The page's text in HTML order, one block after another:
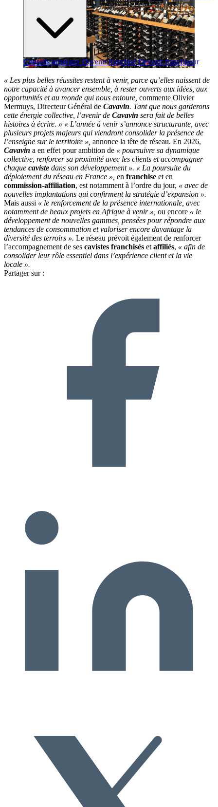
Conseils généraux Devenir franchisé Devenir franchiseur
« Les plus belles réussites restent à venir, parce qu’elles naissent de
notre capacité à avancer ensemble, à rester ouverts aux idées, aux
opportunités et au monde qui nous entoure, commente Olivier
Mermuys, Directeur Général de Cavavin. Tant que nous garderons
cette énergie collective, l’avenir de Cavavin sera fait de belles
histoires à écrire. » « L’année à venir s’annonce structurante, avec
plusieurs projets majeurs qui viendront consolider la présence de
l’enseigne sur le territoire », annonce la tête de réseau. En 2026,
Cavavin a en effet pour ambition de « poursuivre sa dynamique
collective, renforcer sa proximité avec les clients et accompagner
chaque caviste dans son développement ». « La poursuite du
déploiement du réseau en France », en franchise et en
commission-affiliation, est notamment à l’ordre du jour, « avec de
nouvelles implantations qui confirment la stratégie d’expansion ».
Mais aussi « le renforcement de la présence internationale, avec
notamment de beaux projets en Afrique à venir », ou encore « le
développement de nouvelles gammes, pensées pour répondre aux
tendances de consommation et valoriser encore davantage la
diversité des terroirs ». Le réseau prévoit également de renforcer
l’accompagnement de ses cavistes franchisés et affiliés, « afin de
consolider leur rôle essentiel dans l’expérience client et la vie
locale ».
Partager sur :